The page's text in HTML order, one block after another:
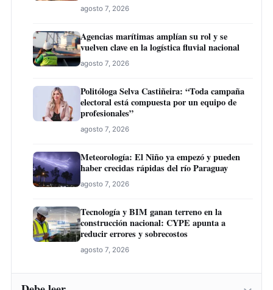
agosto 7, 2026
Agencias marítimas amplían su rol y se
vuelven clave en la logística fluvial nacional
agosto 7, 2026
Politóloga Selva Castiñeira: “Toda campaña
electoral está compuesta por un equipo de
profesionales”
agosto 7, 2026
Meteorología: El Niño ya empezó y pueden
haber crecidas rápidas del río Paraguay
agosto 7, 2026
Tecnología y BIM ganan terreno en la
construcción nacional: CYPE apunta a
reducir errores y sobrecostos
agosto 7, 2026